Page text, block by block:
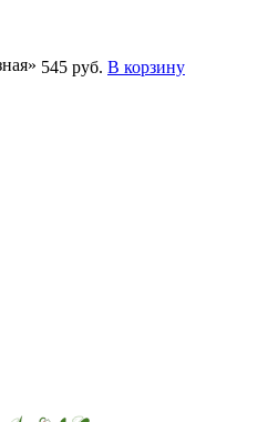
545 руб. В корзину